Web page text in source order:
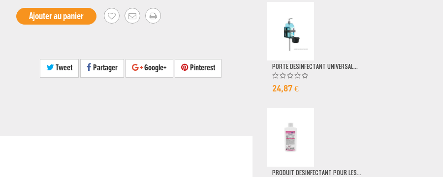
Ajouter au panier
Tweet Partager Google+ Pinterest PORTE DESINFECTANT UNIVERSAL...
24,87 €
PRODUIT DESINFECTANT POUR LES...